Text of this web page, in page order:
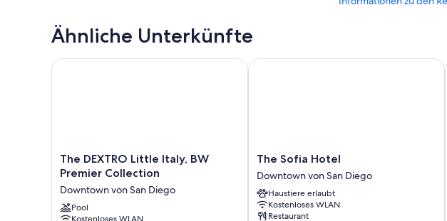
Weitere
Ähnliche Unterkünfte
The
DEXTRO
Italy,
BW
The DEXTRO Little Italy, BW
Premier Collection
Downtown von San Diego
Pool
Kostenloses WLAN
The DEXTRO Little Italy, BW Premier Collection
The
Sofia
Hotel
Downtown
von
The Sofia Hotel
Downtown von San Diego
Haustiere erlaubt
Kostenloses WLAN
Restaurant
The Sofia Hotel